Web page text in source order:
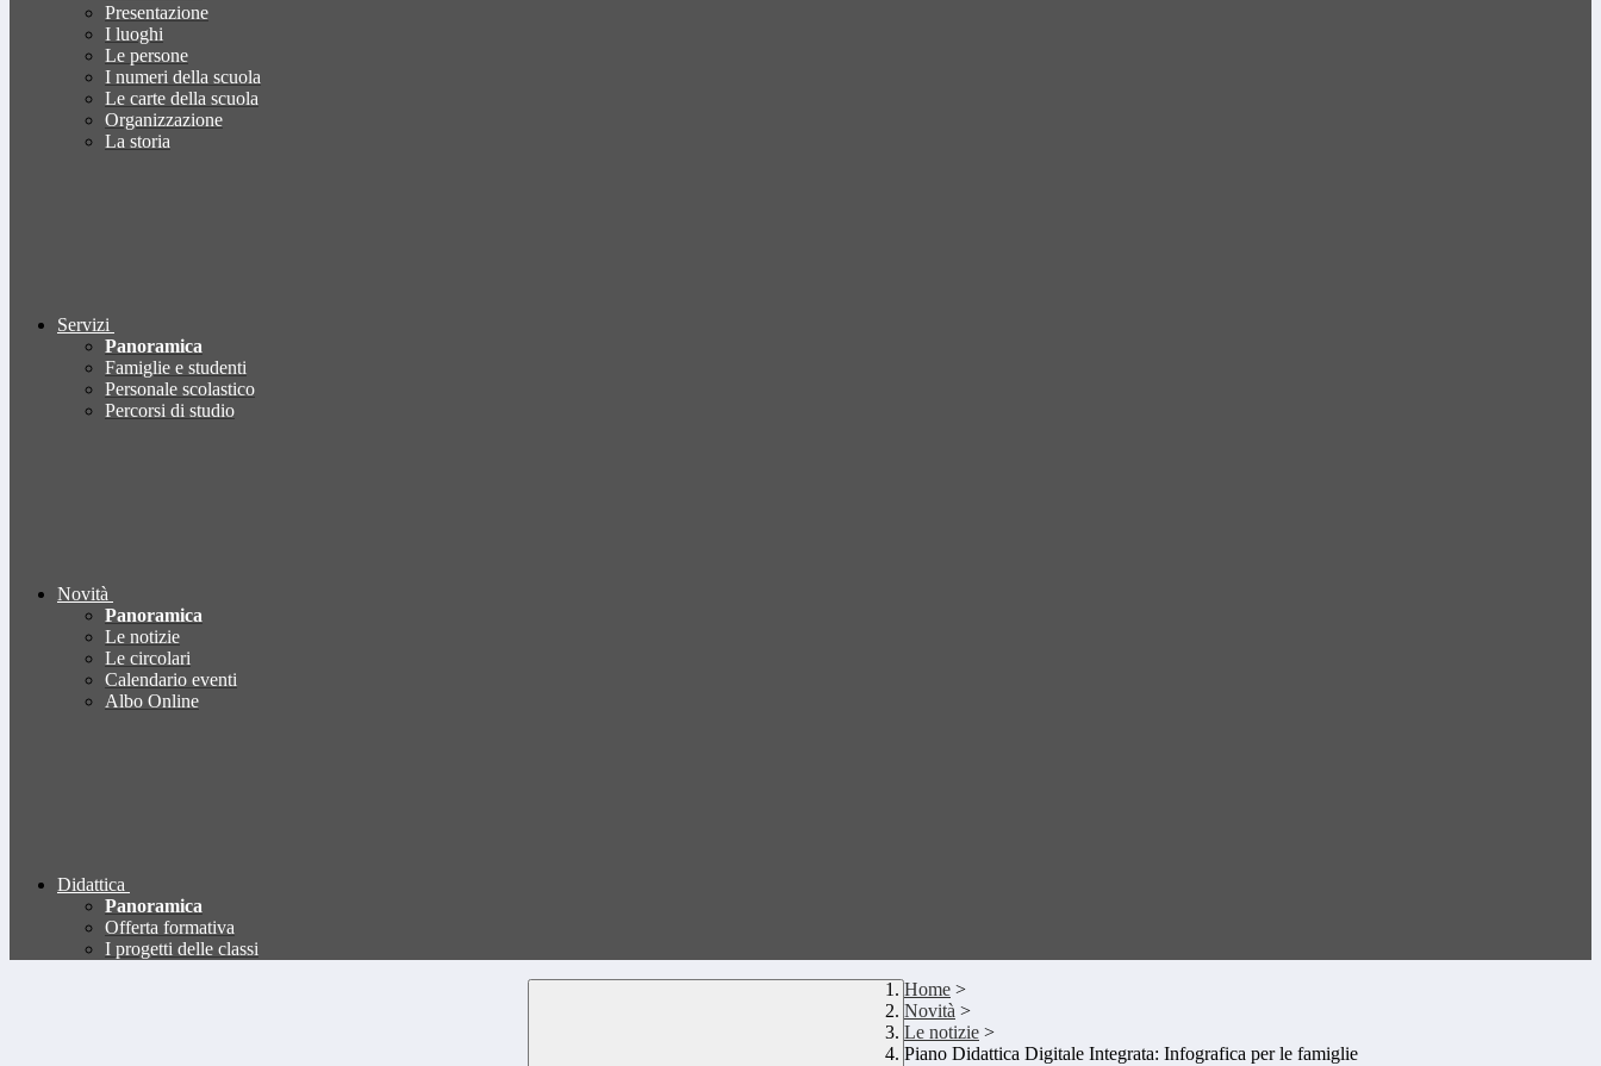
Presentazione
I luoghi
Le persone
I numeri della scuola
Le carte della scuola
Organizzazione
La storia
Servizi
Panoramica
Famiglie e studenti
Personale scolastico
Percorsi di studio
Novità
Panoramica
Le notizie
Le circolari
Calendario eventi
Albo Online
Didattica
Panoramica
Offerta formativa
I progetti delle classi
Home >
Novità >
Le notizie >
Piano Didattica Digitale Integrata: Infografica per le famiglie